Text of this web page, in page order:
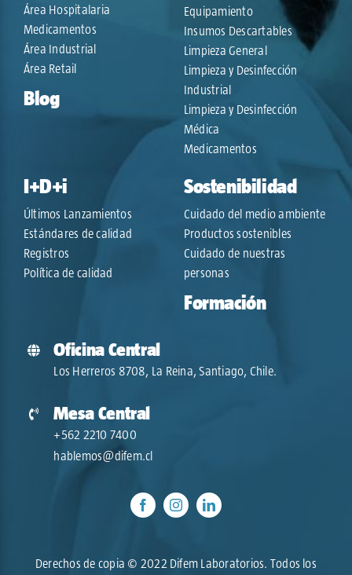
Área Hospitalaria
Medicamentos
Área Industrial
Área Retail
Blog
Equipamiento
Insumos Descartables
Limpieza General
Limpieza y Desinfección
Industrial
Limpieza y Desinfección
Médica
Medicamentos
I+D+i
Últimos Lanzamientos
Estándares de calidad
Registros
Política de calidad
Sostenibilidad
Cuidado del medio ambiente
Productos sostenibles
Cuidado de nuestras
personas
Formación
Oficina Central
Los Herreros 8708, La Reina, Santiago, Chile.
Mesa Central
+562 2210 7400
hablemos@difem.cl
Derechos de copia © 2022 Difem Laboratorios. Todos los